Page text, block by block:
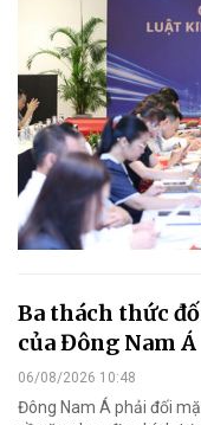
Ba thách thức
của Đông Nam Á
06/08/2026 10:48
Đông Nam Á phải đối